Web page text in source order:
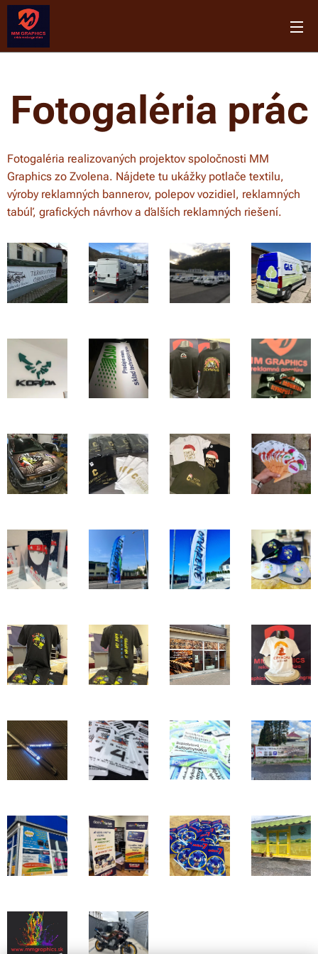
Fotogaléria prác
Fotogaléria realizovaných projektov spoločnosti MM
Graphics zo Zvolena. Nájdete tu ukážky potlače textilu,
výroby reklamných bannerov, polepov vozidiel, reklamných
tabúľ, grafických návrhov a ďalších reklamných riešení.